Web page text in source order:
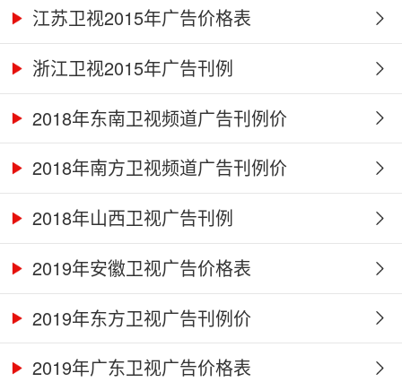
江苏卫视2015年广告价格表
浙江卫视2015年广告刊例
2018年东南卫视频道广告刊例价
2018年南方卫视频道广告刊例价
2018年山西卫视广告刊例
2019年安徽卫视广告价格表
2019年东方卫视广告刊例价
2019年广东卫视广告价格表